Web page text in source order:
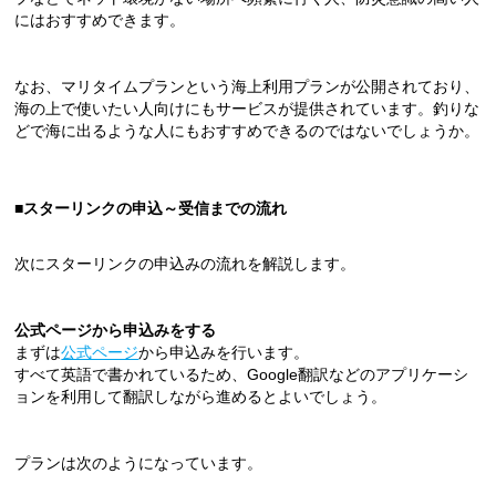
にはおすすめできます。
なお、マリタイムプランという海上利用プランが公開されており、
海の上で使いたい人向けにもサービスが提供されています。釣りな
どで海に出るような人にもおすすめできるのではないでしょうか。
■スターリンクの申込～受信までの流れ
次にスターリンクの申込みの流れを解説します。
公式ページから申込みをする
まずは公式ページから申込みを行います。
すべて英語で書かれているため、Google翻訳などのアプリケーシ
ョンを利用して翻訳しながら進めるとよいでしょう。
プランは次のようになっています。